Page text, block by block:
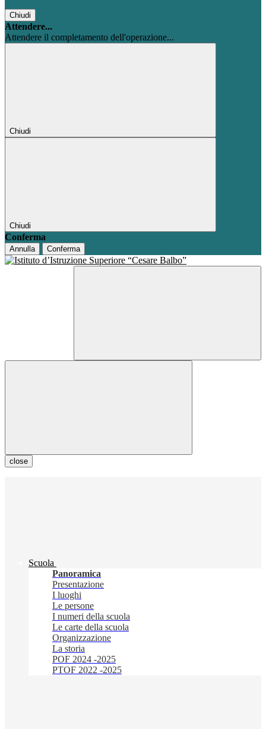
Chiudi
Attendere...
Attendere il completamento dell'operazione...
Chiudi
Chiudi
Conferma
Annulla Conferma
close
Scuola
Panoramica
Presentazione
I luoghi
Le persone
I numeri della scuola
Le carte della scuola
Organizzazione
La storia
POF 2024 -2025
PTOF 2022 -2025